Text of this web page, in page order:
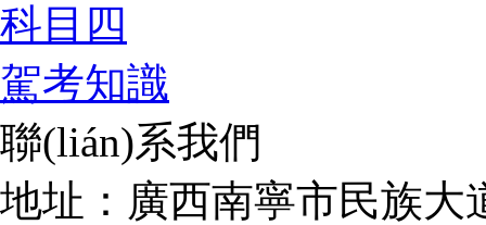
科目四
駕考知識
聯(lián)系我們
地址：廣西南寧市民族大